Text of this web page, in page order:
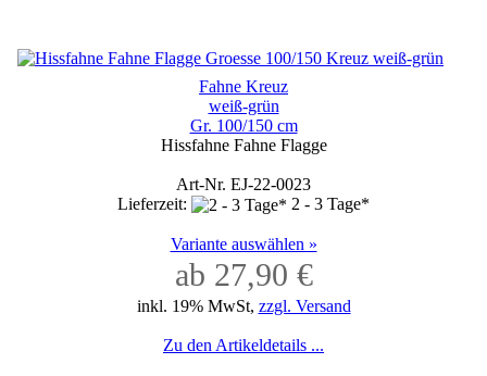
Fahne Kreuz
weiß-grün
Gr. 100/150 cm
Hissfahne Fahne Flagge
Art-Nr. EJ-22-0023
Lieferzeit:
2 - 3 Tage*
Variante auswählen »
ab 27,90 €
inkl. 19% MwSt, zzgl. Versand
Zu den Artikeldetails ...